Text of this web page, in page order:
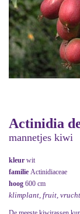
Actinidia
mannetjes kiwi
kleur wit
familie Actinidiaceae
hoog 600 cm
klimplant, fruit,